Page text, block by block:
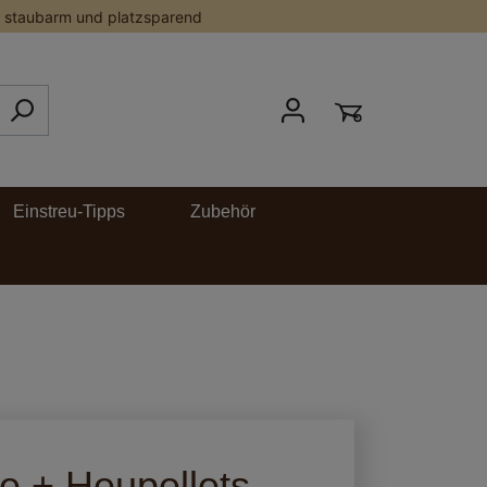
staubarm und platzsparend
Einstreu-Tipps Zubehör